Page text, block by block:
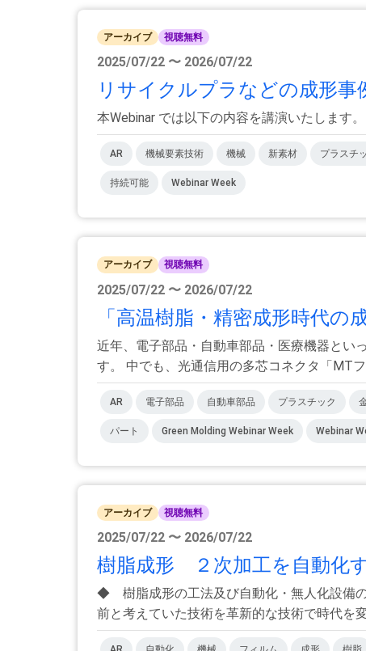
アーカイブ 視聴無料
2025/07/22 〜 2026/07/22
リサイクルプラなどの成形
本Webinar では以下の内容を講演いたします
AR 機械要素技術 機械 新素材 プラスチ
持続可能 Webinar Week
アーカイブ 視聴無料
2025/07/22 〜 2026/07/22
「高温樹脂・精密成形時代
近年、電子部品・自動車部品・医療機器とい
す。 中でも、光通信用の多芯コネクタ「MTフ
AR 電子部品 自動車部品 プラスチック
パート Green Molding Webinar Week Webinar
アーカイブ 視聴無料
2025/07/22 〜 2026/07/22
樹脂成形 ２次加工を自動化
◆ 樹脂成形の工法及び自動化・無人化設備
前と考えていた技術を革新的な技術で時代を